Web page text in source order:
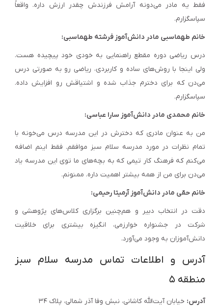
فقط یه مادر می‌دونه آرامش فرزندش چقدر ارزش داره. واقعاً
سپاسگزارم.
خانم طهماسبی مادر دانش‌آموز فرشته طهماسبی:
درس ریاضی دوره مقطع راهنمایی به خودی خود پیچیده هست.
ولی اینجا با روش‌های ساده و کاربردی، ریاضی رو به صورتی درس
می‌دن که برای دخترم جذاب شده و اشتیاقش رو افزایش داده.
سپاسگزارم.
خانم محمدی مادر دانش‌آموز سارا عباسی:
من به عنوان مادری که دخترش در این مدرسه درس می‌خونه با
تمام نظرات در مورد مدرسه سلام سبز موافقم. فقط اینم اضافه
می‌کنم که فرهنگ کار تیمی که به بچه‌های ما توی این مدرسه یاد
می‌دن برای من از همه بیشتر اهمیت داره. ممنونم.
خانم حقی مادر دانش‌آموز آرمیتا رحیمی:
دقت در انتخاب دبیر و هم‌چنین برگزاری کلاس‌های پژوهشی و
شرکت در جشنواره خوارزمی، انگیزه بیشتری برای خلاقیت
دانش‌آموزان به وجود می‌آورد.
آدرس و اطلاعات تماس مدرسه سلام سبز
منطقه ۵
آدرس: خیابان آیت‌الله کاشانی، نبش وفا آذر شمالی، پلاک ۳۴